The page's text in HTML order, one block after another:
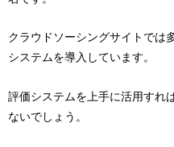
クラウドソーシングサイトでは
システムを導入しています。
評価システムを上手に活用すれ
ないでしょう。